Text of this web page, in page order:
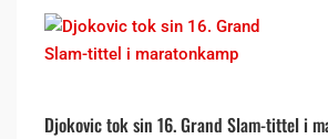
Djokovic tok sin 16. Grand Slam-tittel i